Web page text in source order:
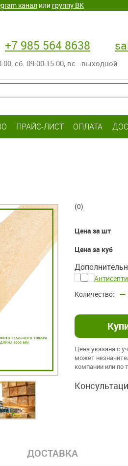
канал или группу ВК
+7 985 564 8638
сб: 09:00-15:00, вс - выходной
ПРАЙС-ЛИСТ ОПЛАТА
(0)
Цена за шт
Цена за куб
–
Цена указана с
может
компании или по
ДОСТАВКА